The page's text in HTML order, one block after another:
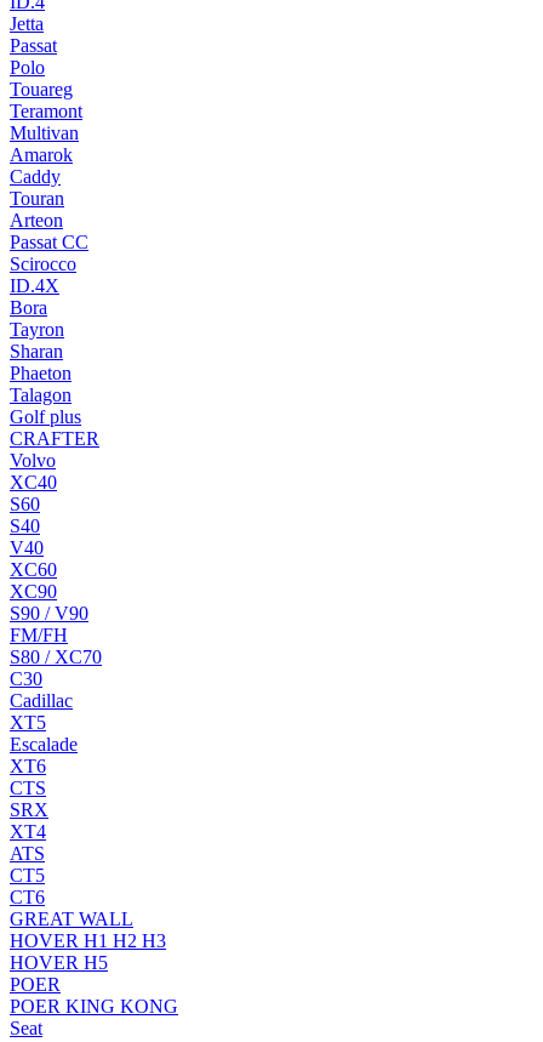
Jetta
Passat
Polo
Touareg
Teramont
Multivan
Amarok
Caddy
Touran
Arteon
Passat CC
Scirocco
ID.4X
Bora
Tayron
Sharan
Phaeton
Talagon
Golf plus
CRAFTER
Volvo
XC40
S60
S40
V40
XC60
XC90
S90 / V90
FM/FH
S80 / XC70
C30
Cadillac
XT5
Escalade
XT6
CTS
SRX
XT4
ATS
CT5
CT6
GREAT WALL
HOVER H1 H2 H3
HOVER H5
POER
POER KING KONG
Seat